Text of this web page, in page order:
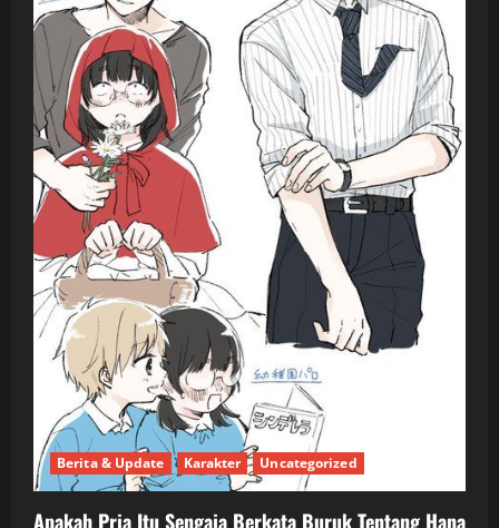
Berita & Update Karakter Uncategorized
Apakah Pria Itu Sengaja Berkata Buruk Tentang Hana